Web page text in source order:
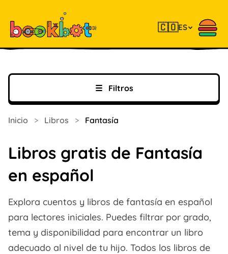
🇨🇴ES
☰ Filtros
Inicio > Libros > Fantasía
Libros gratis de Fantasía
en español
Explora cuentos y libros de fantasía en español
para lectores iniciales. Puedes filtrar por grado,
tema y disponibilidad para encontrar un libro
adecuado al nivel de tu hijo. Todos los libros de